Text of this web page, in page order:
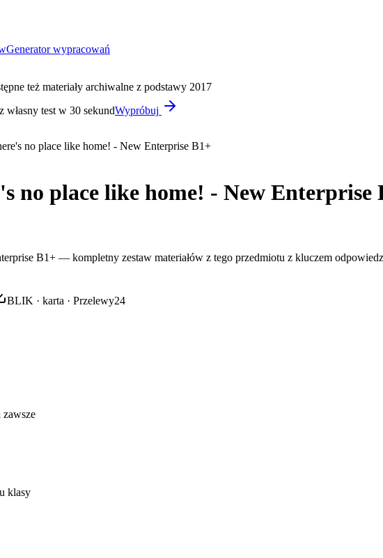
Generator wypracowań
też materiały archiwalne z podstawy 2017
test w 30 sekundWypróbuj
no place like home! - New Enterprise B1+
no place like home! - New Enterprise
B1+ — kompletny zestaw materiałów z tego przedmiotu z kluczem
BLIK · karta · Przelewy24
klasy